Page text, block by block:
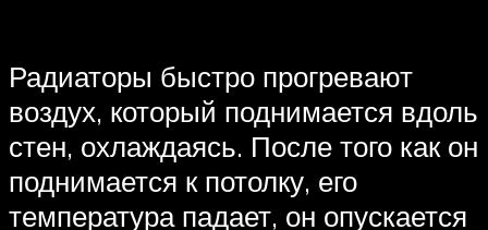
Радиаторы быстро прогревают
воздух, который поднимается вдоль
стен, охлаждаясь. После того как он
поднимается к потолку, его
температура падает, он опускается